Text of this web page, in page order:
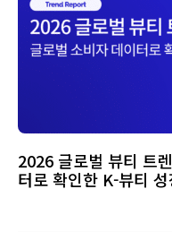
2026 글로벌 뷰티 트
터로 확인한 K-뷰티